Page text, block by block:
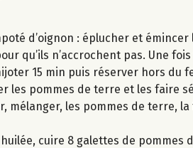
d’oignon : éplucher et
qu’ils n’accrochent pas. Une
15 min puis réserver hors du
les pommes de terre et les faire
mélanger, les pommes de terre,
cuire 8 galettes de